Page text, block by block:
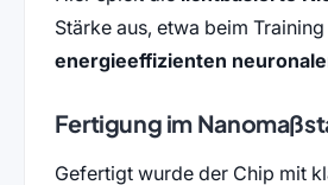
Stärke aus, etwa beim
energieeffizienten
Fertigung im
Gefertigt wurde der Chip mit